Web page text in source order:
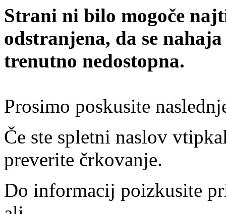
Strani ni bilo mogoče
odstranjena, da se
trenutno nedostopna.
Prosimo poskusite
Če ste spletni naslov
preverite črkovanje.
Do informacij poizkusite